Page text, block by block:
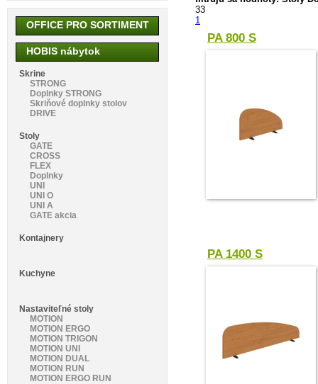
33
1
PA 800 S
PA 1400 S
OFFICE PRO SORTIMENT
HOBIS nábytok
Skrine
STRONG
Doplnky STRONG
Skriňové doplnky stolov
DRIVE
Stoly
GATE
CROSS
FLEX
Doplnky
UNI
UNI O
UNI A
GATE akcia
Kontajnery
Kuchyne
Nastaviteľné stoly
MOTION
MOTION ERGO
MOTION TRIGON
MOTION UNI
MOTION DUAL
MOTION RUN
MOTION ERGO RUN